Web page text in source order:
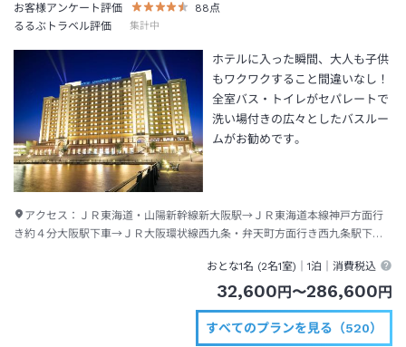
お客様アンケート評価
88点
るるぶトラベル評価
集計中
ホテルに入った瞬間、大人も子供
もワクワクすること間違いなし！
全室バス・トイレがセパレートで
洗い場付きの広々としたバスルー
ムがお勧めです。
アクセス： ＪＲ東海道・山陽新幹線新大阪駅→ＪＲ東海道本線神戸方面行
き約４分大阪駅下車→ＪＲ大阪環状線西九条・弁天町方面行き西九条駅下車
おとな1名 (2名1室)｜1泊 ｜消費税込
32,600円〜286,600円
すべてのプランを見る（520）